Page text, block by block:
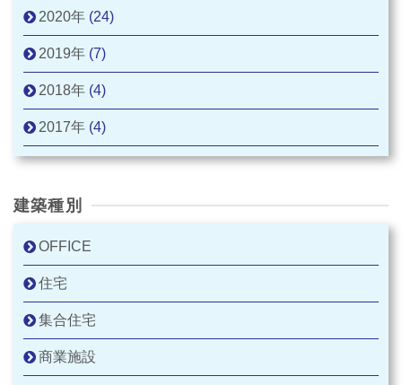
2020年 (24)
2019年 (7)
2018年 (4)
2017年 (4)
建築種別
OFFICE
住宅
集合住宅
商業施設